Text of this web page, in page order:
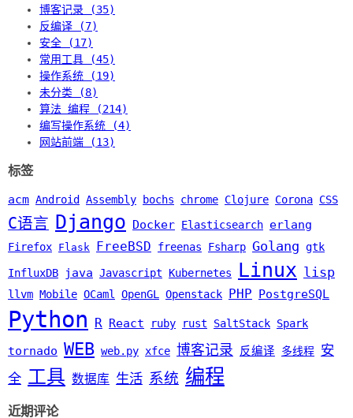
博客记录 (35)
反编译 (7)
安全 (17)
常用工具 (45)
操作系统 (19)
未分类 (8)
算法 编程 (214)
编写操作系统 (4)
网站前端 (13)
标签
acm Android Assembly bochs chrome Clojure Corona CSS
C语言 Django Docker Elasticsearch erlang
Firefox Flask FreeBSD freenas Fsharp Golang gtk
InfluxDB java Javascript Kubernetes Linux lisp
llvm Mobile OCaml OpenGL Openstack PHP PostgreSQL
Python R React ruby rust SaltStack Spark
tornado WEB web.py xfce 博客记录 反编译 多线程 安
全 工具 数据库 生活 系统 编程
近期评论